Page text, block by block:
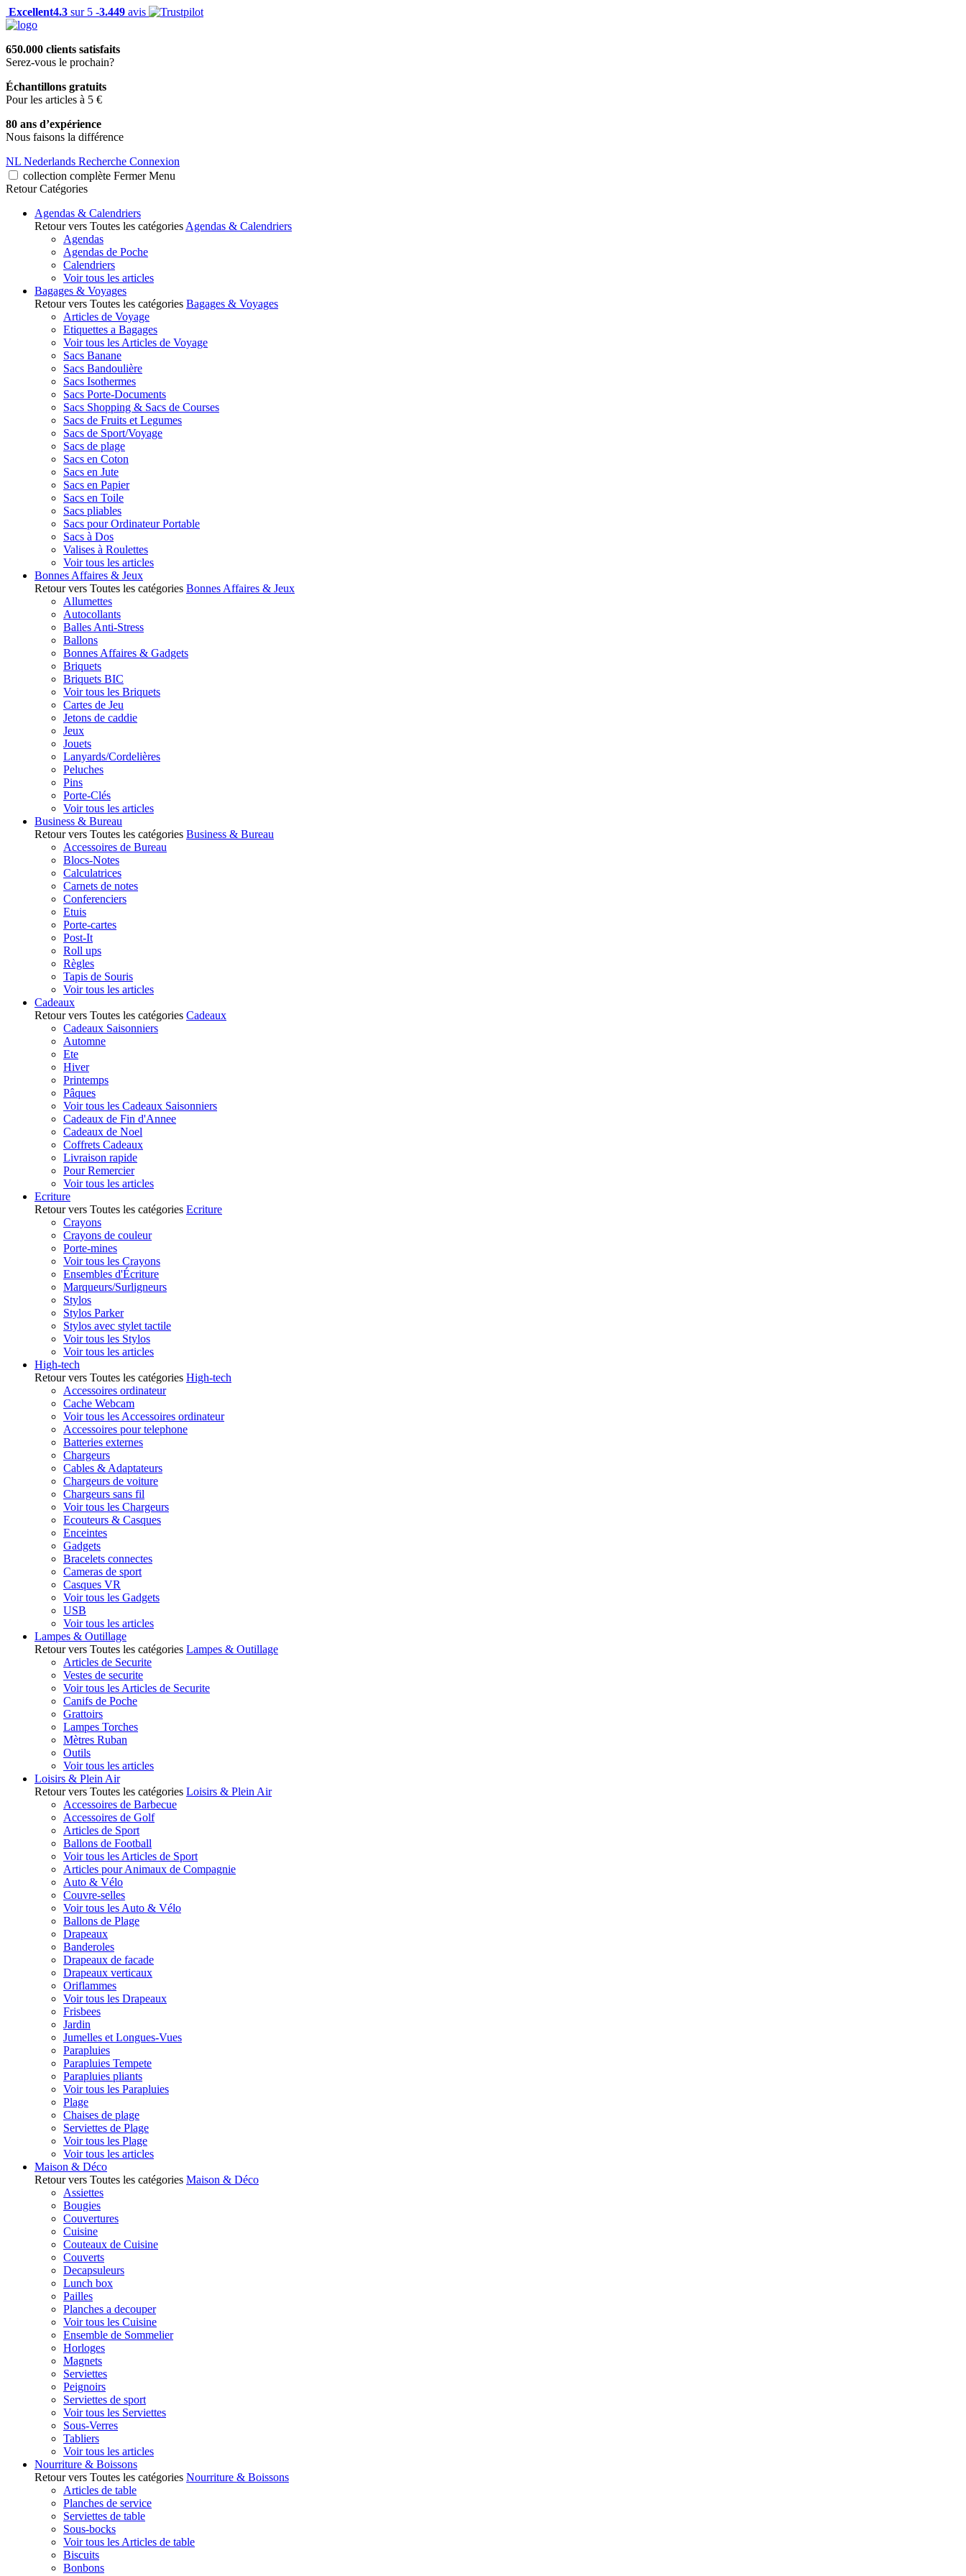
Excellent4.3 sur 5 -3.449 avis
650.000 clients satisfaits
Serez-vous le prochain?
Échantillons gratuits
Pour les articles à 5 €
80 ans d’expérience
Nous faisons la différence
NL Nederlands Recherche Connexion
collection complète Fermer Menu
Retour Catégories
Agendas & Calendriers
Retour vers Toutes les catégories Agendas & Calendriers
Agendas
Agendas de Poche
Calendriers
Voir tous les articles
Bagages & Voyages
Retour vers Toutes les catégories Bagages & Voyages
Articles de Voyage
Etiquettes a Bagages
Voir tous les Articles de Voyage
Sacs Banane
Sacs Bandoulière
Sacs Isothermes
Sacs Porte-Documents
Sacs Shopping & Sacs de Courses
Sacs de Fruits et Legumes
Sacs de Sport/Voyage
Sacs de plage
Sacs en Coton
Sacs en Jute
Sacs en Papier
Sacs en Toile
Sacs pliables
Sacs pour Ordinateur Portable
Sacs à Dos
Valises à Roulettes
Voir tous les articles
Bonnes Affaires & Jeux
Retour vers Toutes les catégories Bonnes Affaires & Jeux
Allumettes
Autocollants
Balles Anti-Stress
Ballons
Bonnes Affaires & Gadgets
Briquets
Briquets BIC
Voir tous les Briquets
Cartes de Jeu
Jetons de caddie
Jeux
Jouets
Lanyards/Cordelières
Peluches
Pins
Porte-Clés
Voir tous les articles
Business & Bureau
Retour vers Toutes les catégories Business & Bureau
Accessoires de Bureau
Blocs-Notes
Calculatrices
Carnets de notes
Conferenciers
Etuis
Porte-cartes
Post-It
Roll ups
Règles
Tapis de Souris
Voir tous les articles
Cadeaux
Retour vers Toutes les catégories Cadeaux
Cadeaux Saisonniers
Automne
Ete
Hiver
Printemps
Pâques
Voir tous les Cadeaux Saisonniers
Cadeaux de Fin d'Annee
Cadeaux de Noel
Coffrets Cadeaux
Livraison rapide
Pour Remercier
Voir tous les articles
Ecriture
Retour vers Toutes les catégories Ecriture
Crayons
Crayons de couleur
Porte-mines
Voir tous les Crayons
Ensembles d'Écriture
Marqueurs/Surligneurs
Stylos
Stylos Parker
Stylos avec stylet tactile
Voir tous les Stylos
Voir tous les articles
High-tech
Retour vers Toutes les catégories High-tech
Accessoires ordinateur
Cache Webcam
Voir tous les Accessoires ordinateur
Accessoires pour telephone
Batteries externes
Chargeurs
Cables & Adaptateurs
Chargeurs de voiture
Chargeurs sans fil
Voir tous les Chargeurs
Ecouteurs & Casques
Enceintes
Gadgets
Bracelets connectes
Cameras de sport
Casques VR
Voir tous les Gadgets
USB
Voir tous les articles
Lampes & Outillage
Retour vers Toutes les catégories Lampes & Outillage
Articles de Securite
Vestes de securite
Voir tous les Articles de Securite
Canifs de Poche
Grattoirs
Lampes Torches
Mètres Ruban
Outils
Voir tous les articles
Loisirs & Plein Air
Retour vers Toutes les catégories Loisirs & Plein Air
Accessoires de Barbecue
Accessoires de Golf
Articles de Sport
Ballons de Football
Voir tous les Articles de Sport
Articles pour Animaux de Compagnie
Auto & Vélo
Couvre-selles
Voir tous les Auto & Vélo
Ballons de Plage
Drapeaux
Banderoles
Drapeaux de facade
Drapeaux verticaux
Oriflammes
Voir tous les Drapeaux
Frisbees
Jardin
Jumelles et Longues-Vues
Parapluies
Parapluies Tempete
Parapluies pliants
Voir tous les Parapluies
Plage
Chaises de plage
Serviettes de Plage
Voir tous les Plage
Voir tous les articles
Maison & Déco
Retour vers Toutes les catégories Maison & Déco
Assiettes
Bougies
Couvertures
Cuisine
Couteaux de Cuisine
Couverts
Decapsuleurs
Lunch box
Pailles
Planches a decouper
Voir tous les Cuisine
Ensemble de Sommelier
Horloges
Magnets
Serviettes
Peignoirs
Serviettes de sport
Voir tous les Serviettes
Sous-Verres
Tabliers
Voir tous les articles
Nourriture & Boissons
Retour vers Toutes les catégories Nourriture & Boissons
Articles de table
Planches de service
Serviettes de table
Sous-bocks
Voir tous les Articles de table
Biscuits
Bonbons